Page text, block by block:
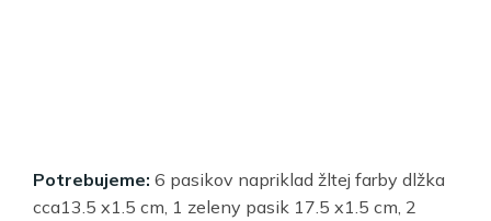
Potrebujeme: 6 pasikov napriklad žltej farby dlžka
cca13.5 x1.5 cm, 1 zeleny pasik 17.5 x1.5 cm, 2